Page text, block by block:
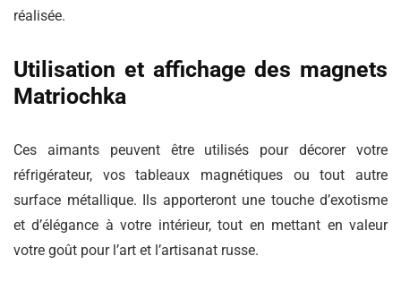
réalisée.
Utilisation et affichage des magnets
Matriochka
Ces aimants peuvent être utilisés pour décorer votre
réfrigérateur, vos tableaux magnétiques ou tout autre
surface métallique. Ils apporteront une touche d’exotisme
et d’élégance à votre intérieur, tout en mettant en valeur
votre goût pour l’art et l’artisanat russe.